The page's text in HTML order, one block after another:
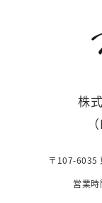
株
〒107-6035
営業時